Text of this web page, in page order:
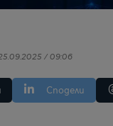
/ 09:06
Сподели